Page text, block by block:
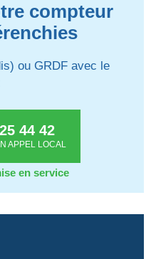
compteur
ou GRDF avec le
44 42
APPEL LOCAL
en service